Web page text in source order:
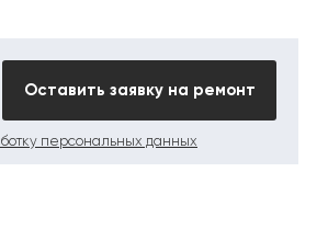
Оставить заявку на ремонт
персональных данных